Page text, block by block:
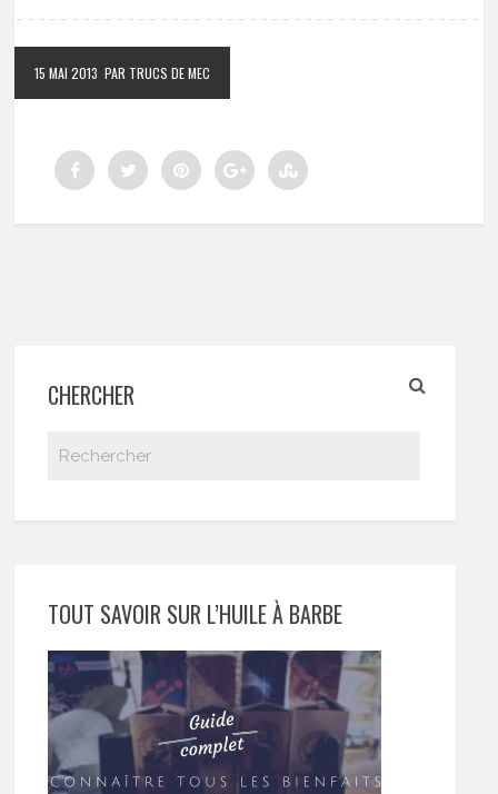
15 MAI 2013 PAR TRUCS DE MEC
CHERCHER
TOUT SAVOIR SUR L’HUILE À BARBE